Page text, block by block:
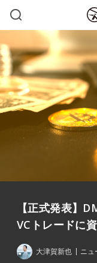
【正式発表】
VCトレードに
大津賀新也 ニュ